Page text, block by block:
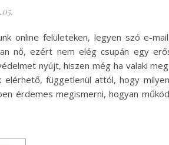
online felületeken, legyen szó e-
nő, ezért nem elég csupán egy
nyújt, hiszen még ha valaki
függetlenül attól, hogy
érdemes megismerni, hogyan